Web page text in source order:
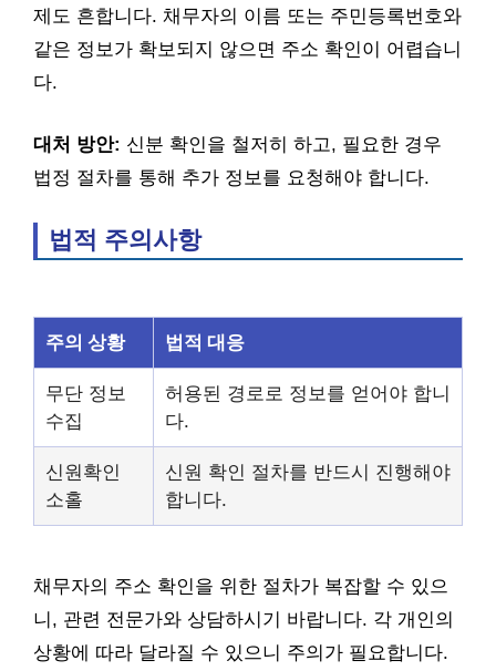
제도 흔합니다. 채무자의 이름 또는 주민등록번호와
같은 정보가 확보되지 않으면 주소 확인이 어렵습니
다.
대처 방안: 신분 확인을 철저히 하고, 필요한 경우
법정 절차를 통해 추가 정보를 요청해야 합니다.
법적 주의사항
주의 상황 법적 대응
무단 정보
수집
허용된 경로로 정보를 얻어야 합니
다.
신원확인
소홀
신원 확인 절차를 반드시 진행해야
합니다.
채무자의 주소 확인을 위한 절차가 복잡할 수 있으
니, 관련 전문가와 상담하시기 바랍니다. 각 개인의
상황에 따라 달라질 수 있으니 주의가 필요합니다.